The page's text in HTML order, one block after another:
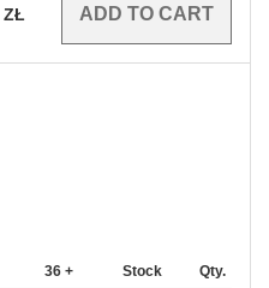
ZŁ
36 + Stock Qty.